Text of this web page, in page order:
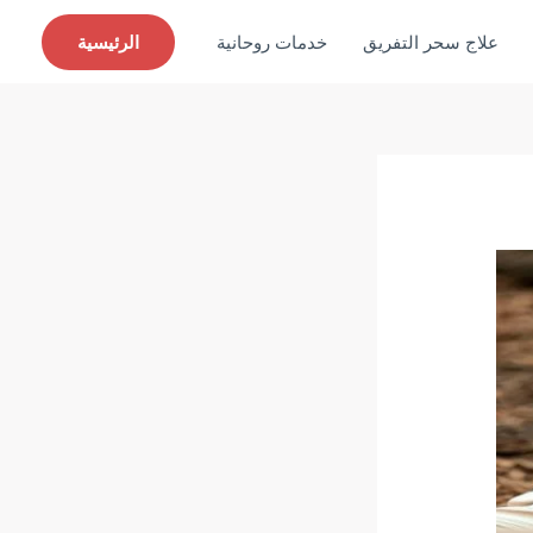
علاج سحر التفريق خدمات روحانية الرئيسية